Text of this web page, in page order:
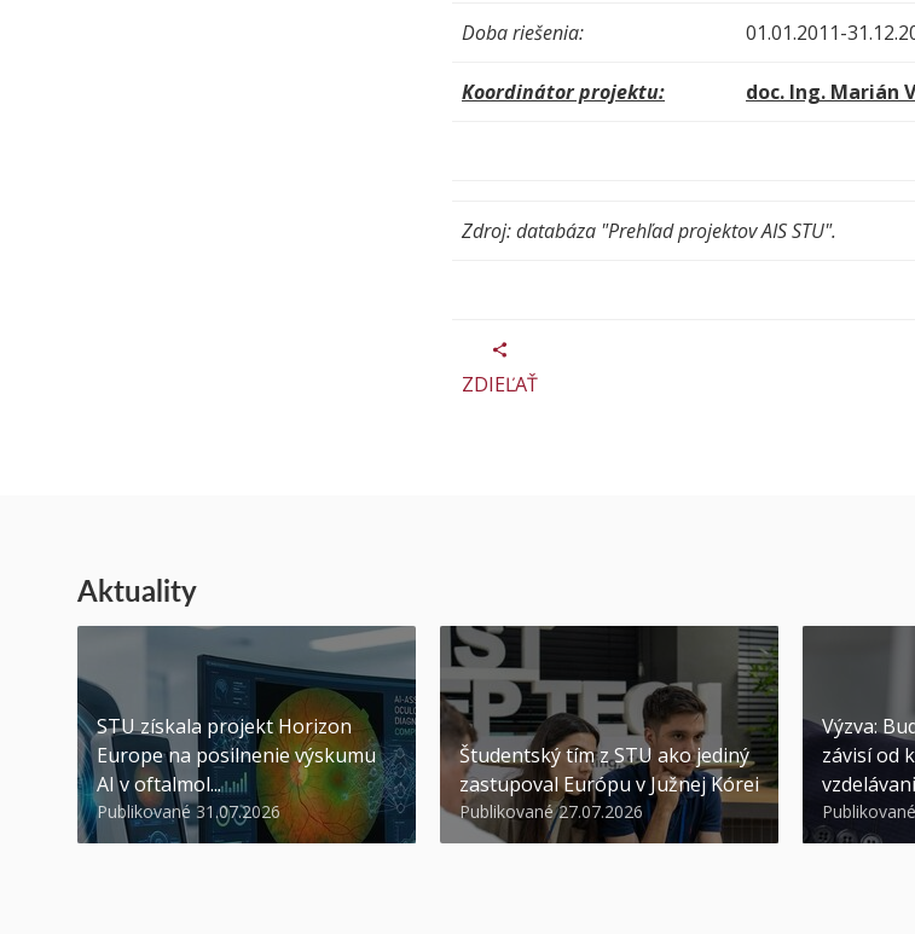
Doba riešenia: 01.01.2011-
Koordinátor projektu: doc. Ing. Marián
Zdroj: databáza "Prehľad projektov AIS STU".
ZDIEĽAŤ
Aktuality
STU získala projekt Horizon
Europe na posilnenie výskumu
AI v oftalmol...
Publikované 31.07.2026
Študentský tím z STU ako jediný
zastupoval Európu v Južnej Kórei
Publikované 27.07.2026
Výzva:
závisí od